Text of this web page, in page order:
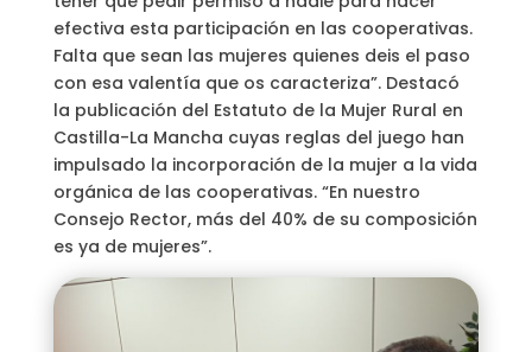
efectiva esta participación en las cooperativas.
Falta que sean las mujeres quienes deis el paso
con esa valentía que os caracteriza”. Destacó
la publicación del Estatuto de la Mujer Rural en
Castilla-La Mancha cuyas reglas del juego han
impulsado la incorporación de la mujer a la vida
orgánica de las cooperativas. “En nuestro
Consejo Rector, más del 40% de su composición
es ya de mujeres”.